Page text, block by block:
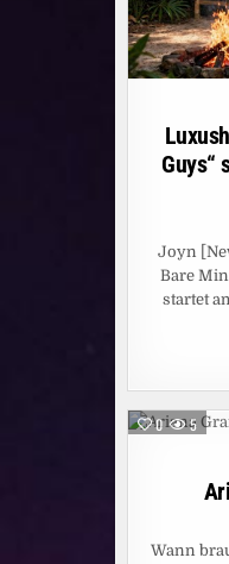
Guys“
Joyn
Bare
startet
0 5
Wann